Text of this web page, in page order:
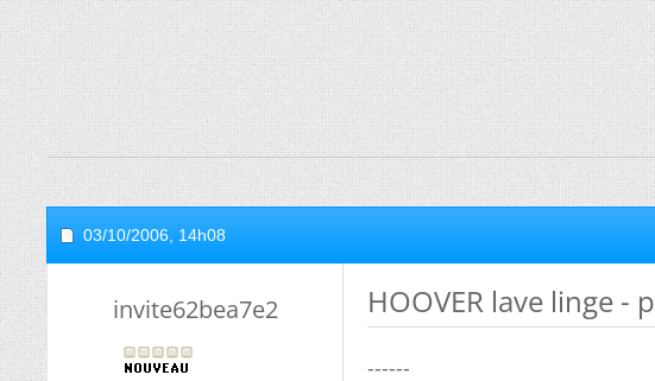
03/10/2006, 14h08
invite62bea7e2 HOOVER lave linge -
------